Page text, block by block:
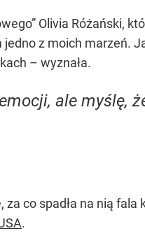
Olivia Różański,
z moich marzeń.
– wyznała.
ale myślę,
co spadła na nią fala
.